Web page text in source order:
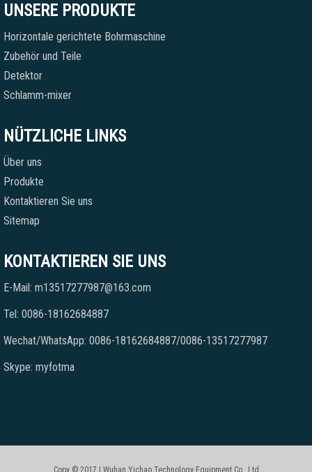
UNSERE PRODUKTE
Horizontale gerichtete Bohrmaschine
Zubehör und Teile
Detektor
Schlamm-mixer
NÜTZLICHE LINKS
Über uns
Produkte
Kontaktieren Sie uns
Sitemap
KONTAKTIEREN SIE UNS
E-Mail: m13517277987@163.com
Tel: 0086-18162684887
Wechat/WhatsApp: 0086-18162684887/0086-13517277987
Skype: myfotma
Copy © 2017 | Wuhan Yichao Technology Equipment Co., Ltd